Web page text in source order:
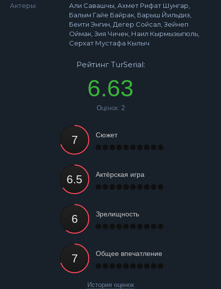
Актеры:
Али Савашчы, Ахмет Рифат Шунгар,
Балым Гайе Байрак, Барыш Йильдиз,
Беити Энгин, Дегер Сойсал, Зейнеп
Оймак, Зия Чичек, Наил Кырмызыгюль,
Серхат Мустафа Кылыч
Рейтинг TurSerial:
6.63
Оценок: 2
Сюжет
Актёрская игра
Зрелищность
Общее впечатление
История оценок